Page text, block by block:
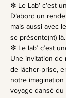
✼ Le Lab’ c’est
D’abord un
mais aussi avec
se présente(nt) là.
✼ Le lab’ c’est
Une invitation de
de lâcher-prise,
notre
voyage dansé du